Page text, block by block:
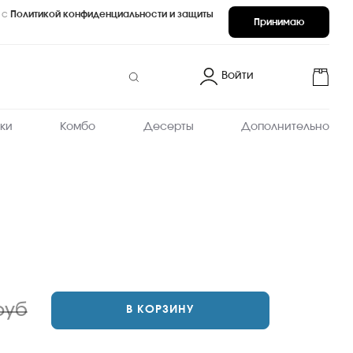
Принимаю
с Политикой конфиденциальности и защиты
Войти
Комбо Десерты Дополнительно
В КОРЗИНУ